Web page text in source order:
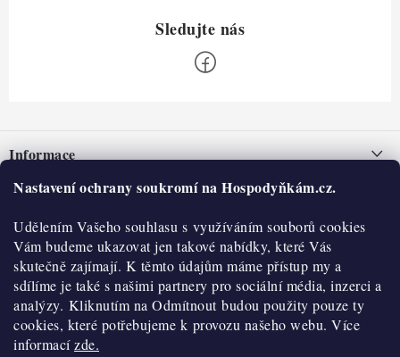
Nastavení ochrany soukromí na Hospodyňkám.cz.
Udělením Vašeho souhlasu s využíváním souborů cookies
Vám budeme ukazovat jen takové nabídky, které Vás
skutečně zajímají. K těmto údajům máme přístup my a
sdílíme je také s našimi partnery pro sociální média, inzerci a
analýzy. Kliknutím na Odmítnout budou použity pouze ty
cookies, které potřebujeme k provozu našeho webu. Více
informacízde.
pInformace
Nepřevzetí zásilky na dobírku
Obchodní podmínky
Hodnocení obchodu
Blog
Moje objednávka
O nás
Historie
Kontakty
O nákupu
Reklamace a vratky
Výdejní místa